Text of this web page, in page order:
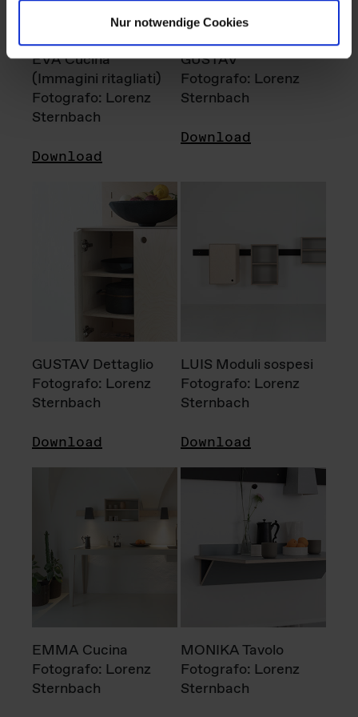
Nur notwendige Cookies
EVA Cucina
(Immagini ritagliati)
Fotografo: Lorenz
Sternbach
Download
GUSTAV
Fotografo: Lorenz
Sternbach
Download
GUSTAV Dettaglio
Fotografo: Lorenz
Sternbach
Download
LUIS Moduli sospesi
Fotografo: Lorenz
Sternbach
Download
EMMA Cucina
Fotografo: Lorenz
Sternbach
MONIKA Tavolo
Fotografo: Lorenz
Sternbach